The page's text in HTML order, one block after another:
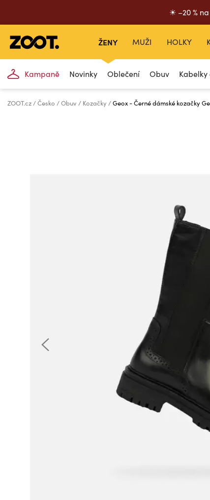
☀ –20 %
ŽENY
Kampaně Novinky Oblečení Obuv Kabelky
MUŽI HOLKY
ZOOT.cz Česko Obuv Kozačky Geox - Černé dámské kozačky